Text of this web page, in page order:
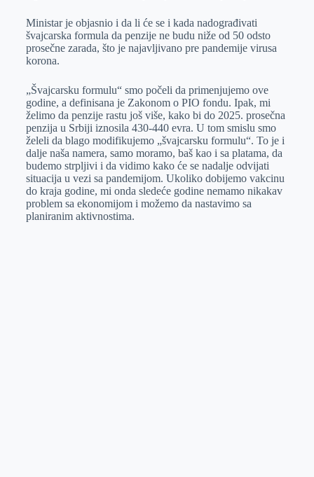
Ministar je objasnio i da li će se i kada nadograđivati
švajcarska formula da penzije ne budu niže od 50 odsto
prosečne zarada, što je najavljivano pre pandemije virusa
korona.
„Švajcarsku formulu“ smo počeli da primenjujemo ove
godine, a definisana je Zakonom o PIO fondu. Ipak, mi
želimo da penzije rastu još više, kako bi do 2025. prosečna
penzija u Srbiji iznosila 430-440 evra. U tom smislu smo
želeli da blago modifikujemo „švajcarsku formulu“. To je i
dalje naša namera, samo moramo, baš kao i sa platama, da
budemo strpljivi i da vidimo kako će se nadalje odvijati
situacija u vezi sa pandemijom. Ukoliko dobijemo vakcinu
do kraja godine, mi onda sledeće godine nemamo nikakav
problem sa ekonomijom i možemo da nastavimo sa
planiranim aktivnostima.